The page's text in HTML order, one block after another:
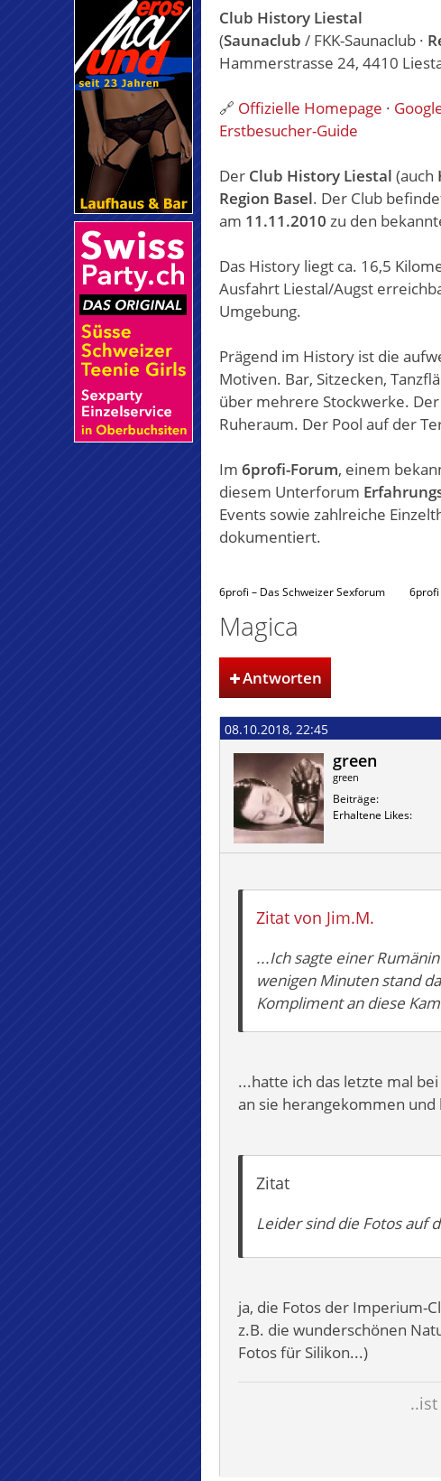
Club History Liestal
(Saunaclub / FKK-Saunaclub ·
Hammerstrasse 24, 4410
🔗 Offizielle Homepage ·
Erstbesucher-Guide
Der Club History Liestal (auch
Region Basel. Der Club
am 11.11.2010 zu den
Das History liegt ca. 16,5
Ausfahrt Liestal/Augst
Umgebung.
Prägend im History ist die
Motiven. Bar, Sitzecken,
über mehrere Stockwerke.
Ruheraum. Der Pool auf der
Im 6profi-Forum, einem
diesem Unterforum
Events sowie zahlreiche
dokumentiert.
6profi – Das Schweizer Sexforum 6profi
Magica
Antworten
08.10.2018, 22:45
green
green
Beiträge
Erhaltene Likes
Zitat von Jim.M.
...Ich sagte einer
wenigen Minuten stand
Kompliment an diese
...hatte ich das letzte mal
an sie herangekommen
Zitat
Leider sind die Fotos auf
ja, die Fotos der Imperium-
z.B. die wunderschönen
Fotos für Silikon...)